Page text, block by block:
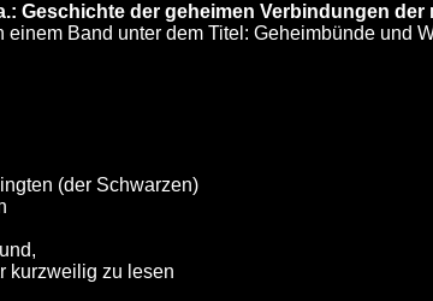
Geschichte der geheimen Verbindungen der
einem Band unter dem Titel: Geheimbünde und
(der Schwarzen)
kurzweilig zu lesen